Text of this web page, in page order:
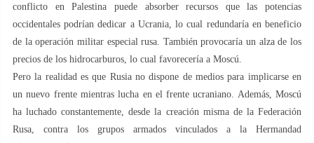
conflicto en Palestina puede absorber recursos que las potencias
occidentales podrían dedicar a Ucrania, lo cual redundaría en beneficio
de la operación militar especial rusa. También provocaría un alza de los
precios de los hidrocarburos, lo cual favorecería a Moscú.
Pero la realidad es que Rusia no dispone de medios para implicarse en
un nuevo frente mientras lucha en el frente ucraniano. Además, Moscú
ha luchado constantemente, desde la creación misma de la Federación
Rusa, contra los grupos armados vinculados a la Hermandad